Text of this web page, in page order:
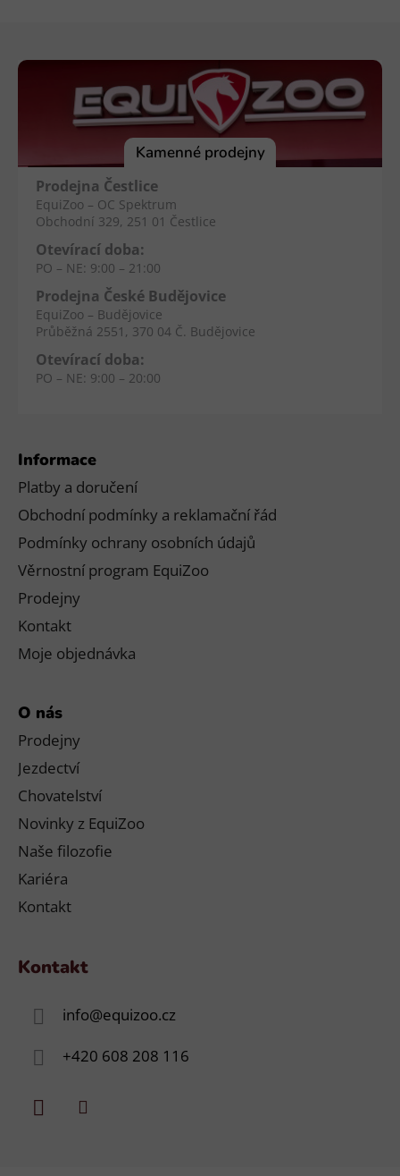
Informace
Platby a doručení
Obchodní podmínky a reklamační řád
Podmínky ochrany osobních údajů
Věrnostní program EquiZoo
Prodejny
Kontakt
Moje objednávka
O nás
Prodejny
Jezdectví
Chovatelství
Novinky z EquiZoo
Naše filozofie
Kariéra
Kontakt
Kontakt
info@equizoo.cz
+420 608 208 116
Kamenné prodejny
Prodejna Čestlice
EquiZoo – OC Spektrum
Obchodní 329, 251 01 Čestlice
Otevírací doba:
PO – NE: 9:00 – 21:00
Prodejna České Budějovice
EquiZoo – Budějovice
Průběžná 2551, 370 04 Č. Budějovice
Otevírací doba:
PO – NE: 9:00 – 20:00